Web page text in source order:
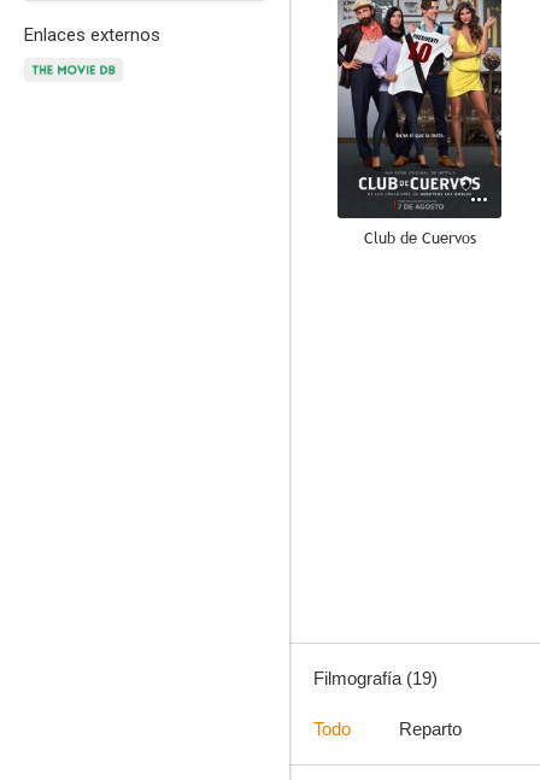
Enlaces externos
Club de Cuervos
Filmografía (19)
Todo Reparto